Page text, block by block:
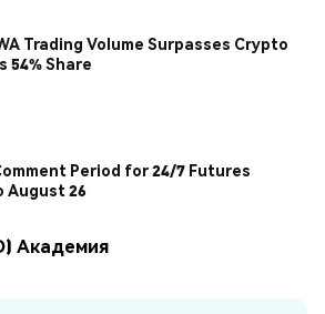
Trading Volume Surpasses Crypto
54% Share
Period for 24/7 Futures
August 26
Академия